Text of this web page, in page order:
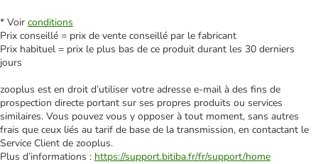
* Voir conditions
Prix conseillé = prix de vente conseillé par le fabricant
Prix habituel = prix le plus bas de ce produit durant les 30 derniers
jours
zooplus est en droit d’utiliser votre adresse e‑mail à des fins de
prospection directe portant sur ses propres produits ou services
similaires. Vous pouvez vous y opposer à tout moment, sans autres
frais que ceux liés au tarif de base de la transmission, en contactant le
Service Client de zooplus.
Plus d’informations : https://support.bitiba.fr/fr/support/home